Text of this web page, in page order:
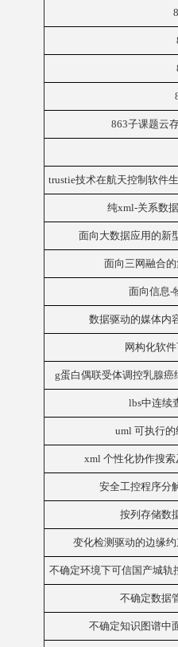
863子课题云
trustie技术在航天控制软件
纯xml-关系数
面向大数据应用的新
面向三网融合
面向信息-
数据驱动的媒体内
网构化软
g蛋白偶联受体调控乳腺癌
lbs中连续
uml 可执行
xml 个性化协作搜
安全工控程序分
按列存储数
变化检测驱动的边缘
不确定环境下可信国产城轨
不确定数据
不确定知识图谱中